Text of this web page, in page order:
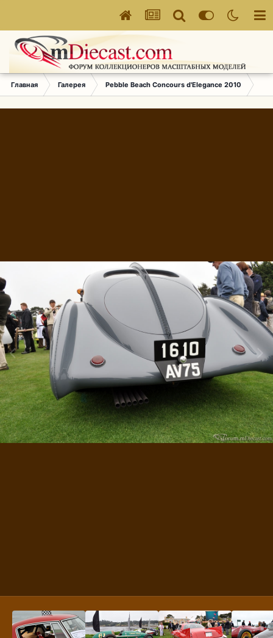
Главная Галерея Pebble Beach Concours d'Elegance 2010